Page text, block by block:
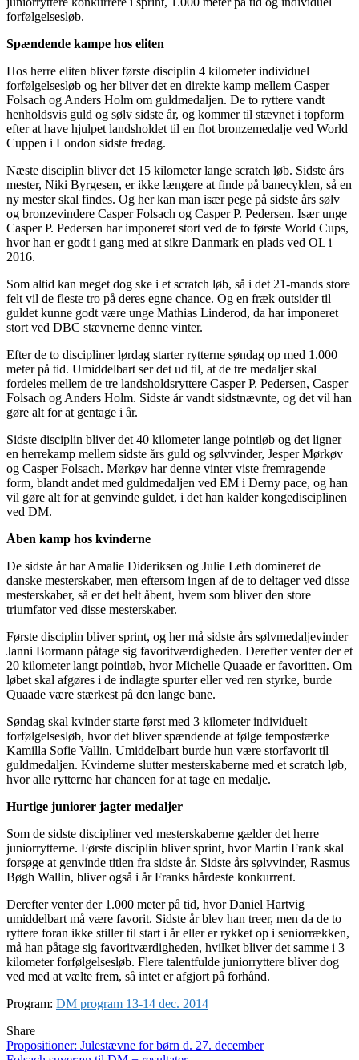
forfølgelsesløb.
Spændende kampe hos eliten
Hos herre eliten bliver første disciplin 4 kilometer individuel
forfølgelsesløb og her bliver det en direkte kamp mellem Casper
Folsach og Anders Holm om guldmedaljen. De to ryttere vandt
henholdsvis guld og sølv sidste år, og kommer til stævnet i topform
efter at have hjulpet landsholdet til en flot bronzemedalje ved World
Cuppen i London sidste fredag.
Næste disciplin bliver det 15 kilometer lange scratch løb. Sidste års
mester, Niki Byrgesen, er ikke længere at finde på banecyklen, så en
ny mester skal findes. Og her kan man især pege på sidste års sølv
og bronzevindere Casper Folsach og Casper P. Pedersen. Især unge
Casper P. Pedersen har imponeret stort ved de to første World Cups,
hvor han er godt i gang med at sikre Danmark en plads ved OL i
2016.
Som altid kan meget dog ske i et scratch løb, så i det 21-mands store
felt vil de fleste tro på deres egne chance. Og en fræk outsider til
guldet kunne godt være unge Mathias Linderod, da har imponeret
stort ved DBC stævnerne denne vinter.
Efter de to discipliner lørdag starter rytterne søndag op med 1.000
meter på tid. Umiddelbart ser det ud til, at de tre medaljer skal
fordeles mellem de tre landsholdsryttere Casper P. Pedersen, Casper
Folsach og Anders Holm. Sidste år vandt sidstnævnte, og det vil han
gøre alt for at gentage i år.
Sidste disciplin bliver det 40 kilometer lange pointløb og det ligner
en herrekamp mellem sidste års guld og sølvvinder, Jesper Mørkøv
og Casper Folsach. Mørkøv har denne vinter viste fremragende
form, blandt andet med guldmedaljen ved EM i Derny pace, og han
vil gøre alt for at genvinde guldet, i det han kalder kongedisciplinen
ved DM.
Åben kamp hos kvinderne
De sidste år har Amalie Dideriksen og Julie Leth domineret de
danske mesterskaber, men eftersom ingen af de to deltager ved disse
mesterskaber, så er det helt åbent, hvem som bliver den store
triumfator ved disse mesterskaber.
Første disciplin bliver sprint, og her må sidste års sølvmedaljevinder
Janni Bormann påtage sig favoritværdigheden. Derefter venter der et
20 kilometer langt pointløb, hvor Michelle Quaade er favoritten. Om
løbet skal afgøres i de indlagte spurter eller ved ren styrke, burde
Quaade være stærkest på den lange bane.
Søndag skal kvinder starte først med 3 kilometer individuelt
forfølgelsesløb, hvor det bliver spændende at følge tempostærke
Kamilla Sofie Vallin. Umiddelbart burde hun være storfavorit til
guldmedaljen. Kvinderne slutter mesterskaberne med et scratch løb,
hvor alle rytterne har chancen for at tage en medalje.
Hurtige juniorer jagter medaljer
Som de sidste discipliner ved mesterskaberne gælder det herre
juniorrytterne. Første disciplin bliver sprint, hvor Martin Frank skal
forsøge at genvinde titlen fra sidste år. Sidste års sølvvinder, Rasmus
Bøgh Wallin, bliver også i år Franks hårdeste konkurrent.
Derefter venter der 1.000 meter på tid, hvor Daniel Hartvig
umiddelbart må være favorit. Sidste år blev han treer, men da de to
ryttere foran ikke stiller til start i år eller er rykket op i seniorrækken,
må han påtage sig favoritværdigheden, hvilket bliver det samme i 3
kilometer forfølgelsesløb. Flere talentfulde juniorryttere bliver dog
ved med at vælte frem, så intet er afgjort på forhånd.
Program: DM program 13-14 dec. 2014
Share
Indlægsnavigation
Propositioner: Julestævne for børn d. 27. december